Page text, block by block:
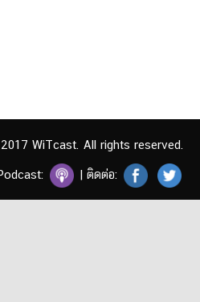
WiTcast. All rights reserved.
| ติดต่อ: